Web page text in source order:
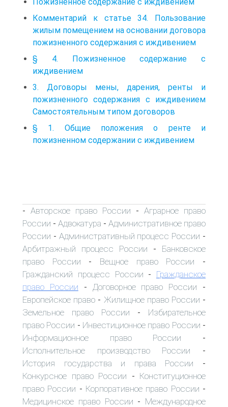
Комментарий к статье 34. Пользование
жилым помещением на основании договора
пожизненного содержания с иждивением
§ 4. Пожизненное содержание с
иждивением
3. Договоры мены, дарения, ренты и
пожизненного содержания с иждивением
Самостоятельным типом договоров
§ 1. Общие положения о ренте и
пожизненном содержании с иждивением
- Авторское право России - Аграрное право
России - Адвокатура - Административное право
России - Административный процесс России -
Арбитражный процесс России - Банковское
право России - Вещное право России -
Гражданский процесс России - Гражданское
право России - Договорное право России -
Европейское право - Жилищное право России -
Земельное право России - Избирательное
право России - Инвестиционное право России -
Информационное право России -
Исполнительное производство России -
История государства и права России -
Конкурсное право России - Конституционное
право России - Корпоративное право России -
Медицинское право России - Международное